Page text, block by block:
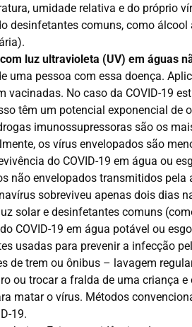
umidade relativa e do próprio
comuns, como álcool
luz ultravioleta (UV) em águas
pessoa com essa doença.
No caso da COVID-19
têm um potencial exponencial de
imunossupressoras são os
os vírus envelopados são
do COVID-19 em água ou
envelopados transmitidos pela
sobreviveu apenas dois dias
solar e desinfetantes comuns
COVID-19 em água potável ou
usadas para prevenir a infecção
de trem ou ônibus – lavagem
ou trocar a fralda de uma criança
matar o vírus. Métodos
19.